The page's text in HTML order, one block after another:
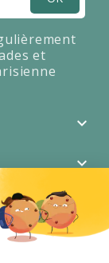
et




×